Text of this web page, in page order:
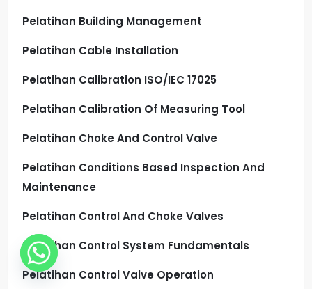
Pelatihan Building Management
Pelatihan Cable Installation
Pelatihan Calibration ISO/IEC 17025
Pelatihan Calibration Of Measuring Tool
Pelatihan Choke And Control Valve
Pelatihan Conditions Based Inspection And
Maintenance
Pelatihan Control And Choke Valves
Pelatihan Control System Fundamentals
Pelatihan Control Valve Operation